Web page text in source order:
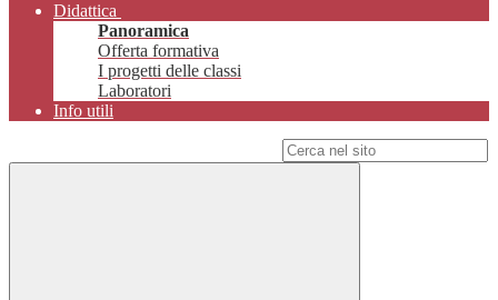
Didattica
Panoramica
Offerta formativa
I progetti delle classi
Laboratori
Info utili